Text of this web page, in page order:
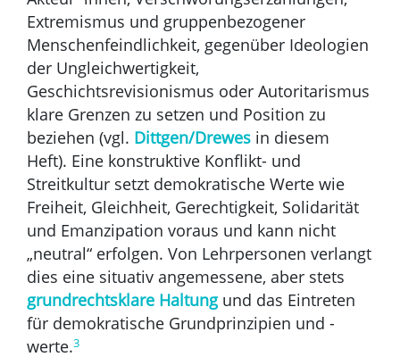
Extremismus und gruppenbezogener
Menschenfeindlichkeit, gegenüber Ideologien
der Ungleichwertigkeit,
Geschichtsrevisionismus oder Autoritarismus
klare Grenzen zu setzen und Position zu
beziehen (vgl. Dittgen/Drewes in diesem
Heft). Eine konstruktive Konflikt- und
Streitkultur setzt demokratische Werte wie
Freiheit, Gleichheit, Gerechtigkeit, Solidarität
und Emanzipation voraus und kann nicht
„neutral“ erfolgen. Von Lehrpersonen verlangt
dies eine situativ angemessene, aber stets
grundrechtsklare Haltungund das Eintreten
für demokratische Grundprinzipien und -
werte.3